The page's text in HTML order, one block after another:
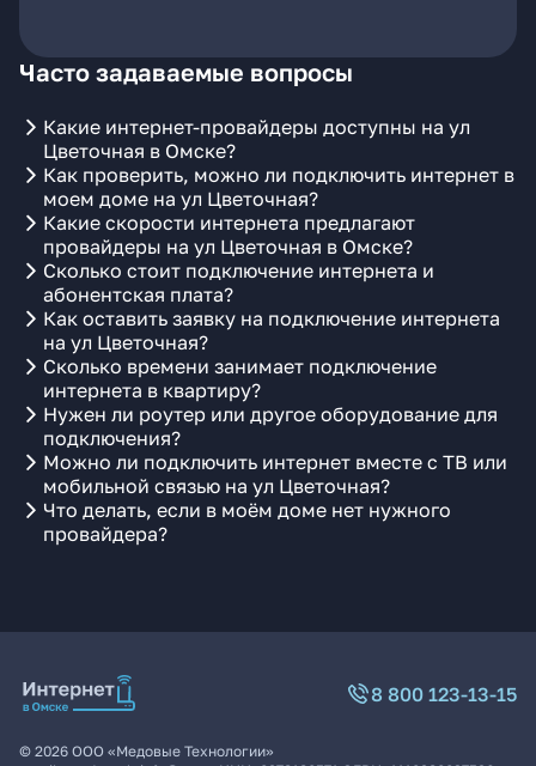
Часто задаваемые вопросы
Какие интернет-провайдеры доступны на ул
Цветочная в Омске?
Как проверить, можно ли подключить интернет в
моем доме на ул Цветочная?
Какие скорости интернета предлагают
провайдеры на ул Цветочная в Омске?
Сколько стоит подключение интернета и
абонентская плата?
Как оставить заявку на подключение интернета
на ул Цветочная?
Сколько времени занимает подключение
интернета в квартиру?
Нужен ли роутер или другое оборудование для
подключения?
Можно ли подключить интернет вместе с ТВ или
мобильной связью на ул Цветочная?
Что делать, если в моём доме нет нужного
провайдера?
8 800 123-13-15
© 2026 ООО «Медовые Технологии»